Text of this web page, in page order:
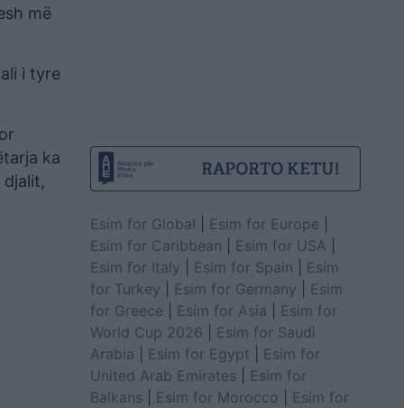
më
i tyre
ka
Esim for Global Esim for Europe
Esim for Caribbean
Esim for USA
Esim for Italy
Esim for Spain
Esim
for Turkey
Esim for Germany
Esim
for Greece
Esim for Asia
Esim for
World Cup 2026
Esim for Saudi
Arabia
Esim for Egypt
Esim for
United Arab Emirates
Esim for
Balkans
Esim for Morocco
Esim for